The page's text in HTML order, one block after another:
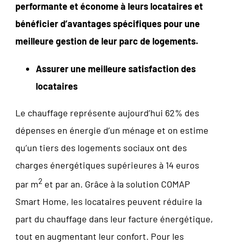
performante et économe à leurs locataires et
bénéficier d’avantages spécifiques pour une
meilleure gestion de leur parc de logements.
Assurer une meilleure satisfaction des
locataires
Le chauffage représente aujourd’hui 62% des
dépenses en énergie d’un ménage et on estime
qu’un tiers des logements sociaux ont des
charges énergétiques supérieures à 14 euros
par m2 et par an. Grâce à la solution COMAP
Smart Home, les locataires peuvent réduire la
part du chauffage dans leur facture énergétique,
tout en augmentant leur confort. Pour les